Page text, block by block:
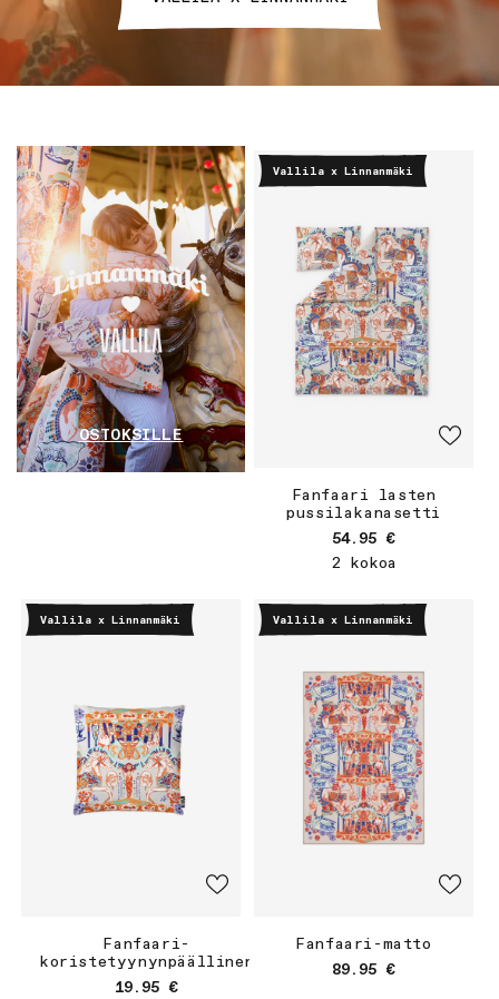
OSTOKSILLE
Fanfaari lasten
pussilakanasetti
Normaalihinta
54.95 €
2 kokoa
Vallila x Linnanmäki
Fanfaari-
koristetyynynpäällinen
Normaalihinta
19.95 €
Vallila x Linnanmäki
Fanfaari-matto
Normaalihinta
89.95 €
Vallila x Linnanmäki